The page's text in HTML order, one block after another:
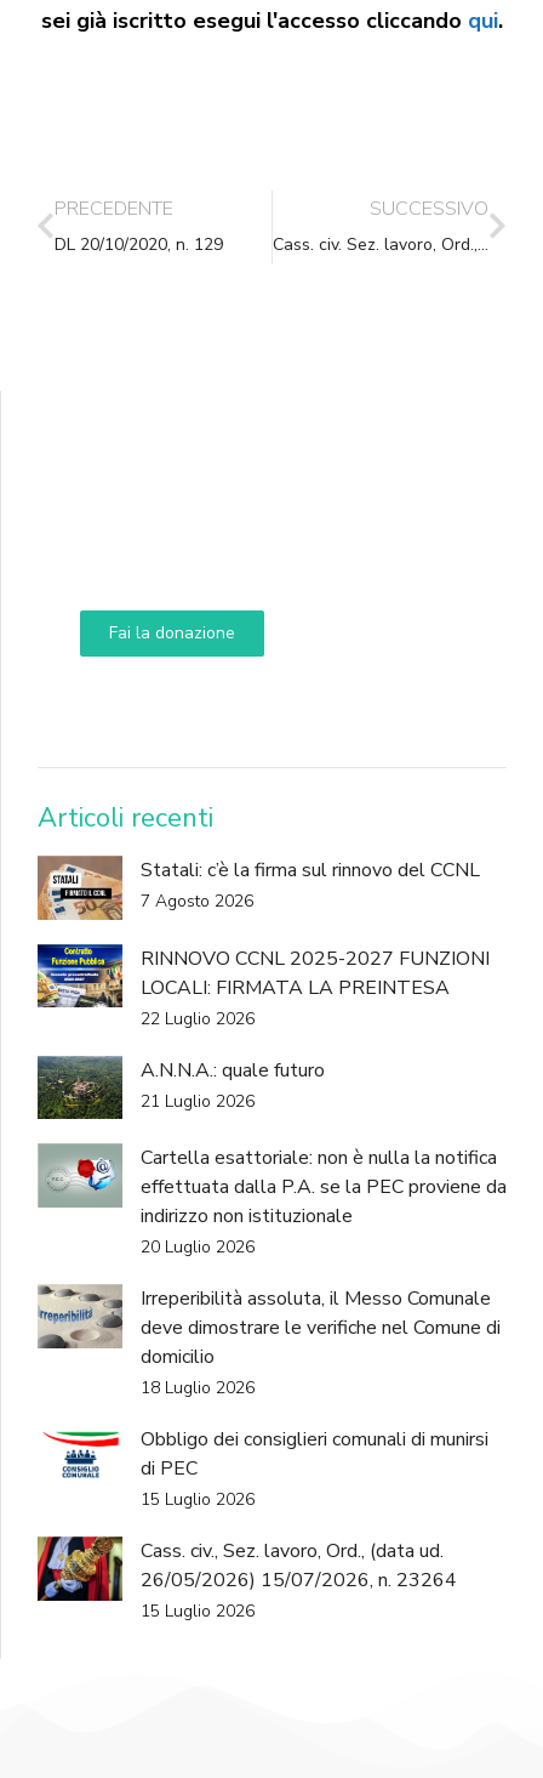
sei già iscritto esegui l'accesso cliccando qui.
PRECEDENTE
DL 20/10/2020, n. 129
SUCCESSIVO
Cass. civ. Sez. lavoro, Ord., (ud. 30-06-2020) 21-10-2020, n. 22985
Fai la donazione
DONA
Articoli recenti
Statali: c’è la firma sul rinnovo del CCNL
7 Agosto 2026
RINNOVO CCNL 2025-2027 FUNZIONI
LOCALI: FIRMATA LA PREINTESA
22 Luglio 2026
A.N.N.A.: quale futuro
21 Luglio 2026
Cartella esattoriale: non è nulla la notifica
effettuata dalla P.A. se la PEC proviene da
indirizzo non istituzionale
20 Luglio 2026
Irreperibilità assoluta, il Messo Comunale
deve dimostrare le verifiche nel Comune di
domicilio
18 Luglio 2026
Obbligo dei consiglieri comunali di munirsi
di PEC
15 Luglio 2026
Cass. civ., Sez. lavoro, Ord., (data ud.
26/05/2026) 15/07/2026, n. 23264
15 Luglio 2026